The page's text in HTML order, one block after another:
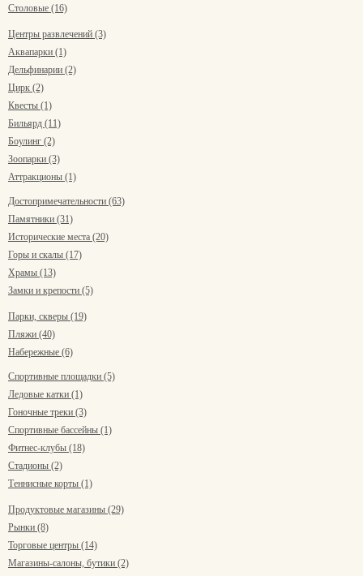
Столовые (16)
Центры развлечений (3)
Аквапарки (1)
Дельфинарии (2)
Цирк (2)
Квесты (1)
Бильярд (11)
Боулинг (2)
Зоопарки (3)
Аттракционы (1)
Достопримечательности (63)
Памятники (31)
Исторические места (20)
Горы и скалы (17)
Храмы (13)
Замки и крепости (5)
Парки, скверы (19)
Пляжи (40)
Набережные (6)
Спортивные площадки (5)
Ледовые катки (1)
Гоночные треки (3)
Спортивные бассейны (1)
Фитнес-клубы (18)
Стадионы (2)
Теннисные корты (1)
Продуктовые магазины (29)
Рынки (8)
Торговые центры (14)
Магазины-салоны, бутики (2)